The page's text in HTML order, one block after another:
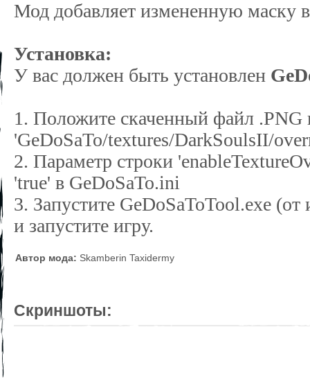
Мод добавляет измененную маску
Установка:
У вас должен быть установлен
1. Положите скаченный файл .PNG
'GeDoSaTo/textures/DarkSoulsII/
2. Параметр строки
'true' в GeDoSaTo.ini
3. Запустите GeDoSaToTool.exe
и запустите игру.
Автор мода: Skamberin Taxidermy
Скриншоты: